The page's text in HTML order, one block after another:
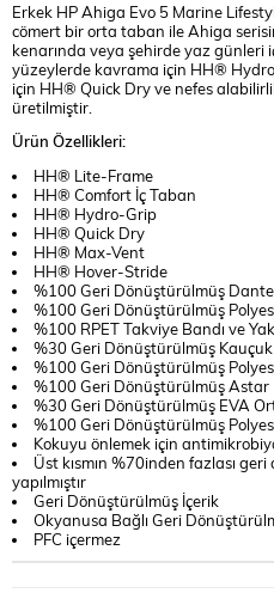
Erkek HP Ahiga Evo 5 Marine
cömert bir orta taban ile Ahiga
kenarında veya şehirde yaz günleri
yüzeylerde kavrama için HH®
için HH® Quick Dry ve nefes
üretilmiştir.
Ürün Özellikleri:
HH® Lite-Frame
HH® Comfort İç Taban
HH® Hydro-Grip
HH® Quick Dry
HH® Max-Vent
HH® Hover-Stride
%100 Geri Dönüştürülmüş
%100 Geri Dönüştürülmüş
%100 RPET Takviye Bandı ve
%30 Geri Dönüştürülmüş Kauçuk
%100 Geri Dönüştürülmüş
%100 Geri Dönüştürülmüş Astar
%30 Geri Dönüştürülmüş EVA
%100 Geri Dönüştürülmüş
Kokuyu önlemek için
Üst kısmın %70inden fazlası
yapılmıştır
Geri Dönüştürülmüş İçerik
Okyanusa Bağlı Geri
PFC içermez